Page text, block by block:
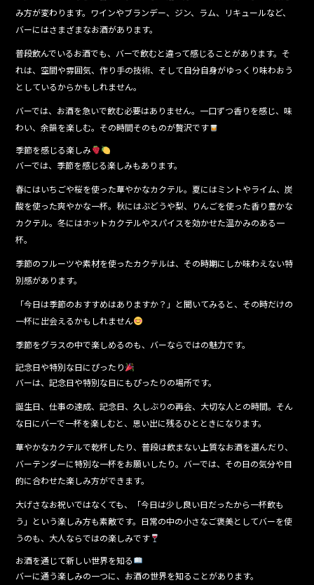
み方が変わります。ワインやブランデー、ジン、ラム、リキュールなど、
バーにはさまざまなお酒があります。
普段飲んでいるお酒でも、バーで飲むと違って感じることがあります。そ
れは、空間や雰囲気、作り手の技術、そして自分自身がゆっくり味わおう
としているからかもしれません。
バーでは、お酒を急いで飲む必要はありません。一口ずつ香りを感じ、味
わい、余韻を楽しむ。その時間そのものが贅沢です
季節を感じる楽しみ
バーでは、季節を感じる楽しみもあります。
春にはいちごや桜を使った華やかなカクテル。夏にはミントやライム、炭
酸を使った爽やかな一杯。秋にはぶどうや梨、りんごを使った香り豊かな
カクテル。冬にはホットカクテルやスパイスを効かせた温かみのある一
杯。
季節のフルーツや素材を使ったカクテルは、その時期にしか味わえない特
別感があります。
「今日は季節のおすすめはありますか？」と聞いてみると、その時だけの
一杯に出会えるかもしれません
季節をグラスの中で楽しめるのも、バーならではの魅力です。
記念日や特別な日にぴったり
バーは、記念日や特別な日にもぴったりの場所です。
誕生日、仕事の達成、記念日、久しぶりの再会、大切な人との時間。そん
な日にバーで一杯を楽しむと、思い出に残るひとときになります。
華やかなカクテルで乾杯したり、普段は飲まない上質なお酒を選んだり、
バーテンダーに特別な一杯をお願いしたり。バーでは、その日の気分や目
的に合わせた楽しみ方ができます。
大げさなお祝いではなくても、「今日は少し良い日だったから一杯飲も
う」という楽しみ方も素敵です。日常の中の小さなご褒美としてバーを使
うのも、大人ならではの楽しみです
お酒を通じて新しい世界を知る
バーに通う楽しみの一つに、お酒の世界を知ることがあります。